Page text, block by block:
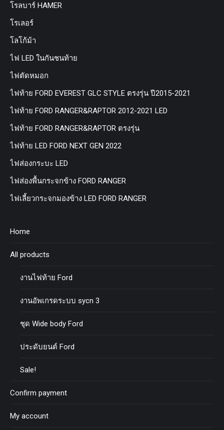
โรลบาร์ HAMER
โรเลอร์
โลโก้ม้า
ไฟ LED ในกันชนท้าย
ไฟตัดหมอก
ไฟท้าย FORD EVEREST GLC STYLE ตรงรุ่น ปี2015-2021
ไฟท้าย FORD RANGER&RAPTOR 2012-2021 LED
ไฟท้าย FORD RANGER&RAPTOR ตรงรุ่น
ไฟท้าย LED FORD NEXT GEN 2022
ไฟส่องกระบะ LED
ไฟส่องพื้นกระจกข้าง FORD RANGER
ไฟเลี้ยวกระจกมองข้าง LED FORD RANGER
Home
All products
งานไฟท้าย Ford
งานอัพเกรดระบบ sycn 3
ชุด Wide body Ford
ประดับยนต์ Ford
Sale!
Confirm payment
My account